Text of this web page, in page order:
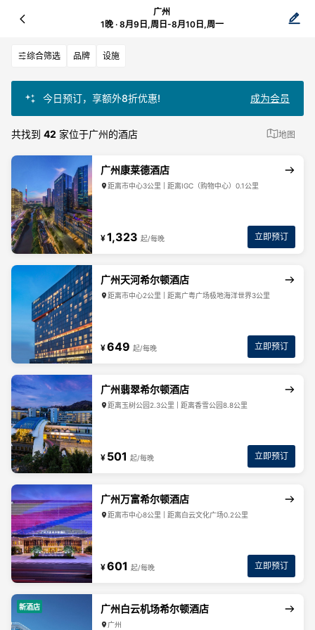
广州
1晚 · 8月9日,周日-8月10日,周一
综合筛选 品牌 设施
今日预订，享额外8折优惠! 成为会员
共找到 42 家位于广州的酒店 地图
广州康莱德酒店
距离市中心3公里 | 距离IGC（购物中心）0.1公里
¥1,323 起/每晚 立即预订
广州天河希尔顿酒店
距离市中心2公里 | 距离广粤广场极地海洋世界3公里
¥649 起/每晚 立即预订
广州翡翠希尔顿酒店
距离玉树公园2.3公里 | 距离香雪公园8.8公里
¥ 501 起/每晚 立即预订
广州万富希尔顿酒店
距离市中心8公里 | 距离白云文化广场0.2公里
¥601 起/每晚 立即预订
新酒店 广州白云机场希尔顿酒店
广州